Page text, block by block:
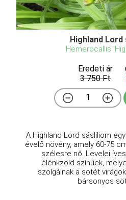
Highland
Hemerocallis
Eredeti ár
3 750 Ft
A Highland Lord sásliliom
évelő növény, amely 60-75
szélesre nő. Levelei
élénkzöld színűek,
szolgálnak a sötét
bársonyos